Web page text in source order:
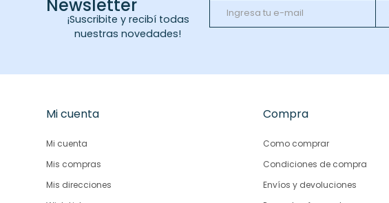
Newsletter
¡Suscribite y recibí todas
nuestras novedades!
Mi cuenta
Mi cuenta
Mis compras
Mis direcciones
Compra
Como comprar
Condiciones de compra
Envíos y devoluciones